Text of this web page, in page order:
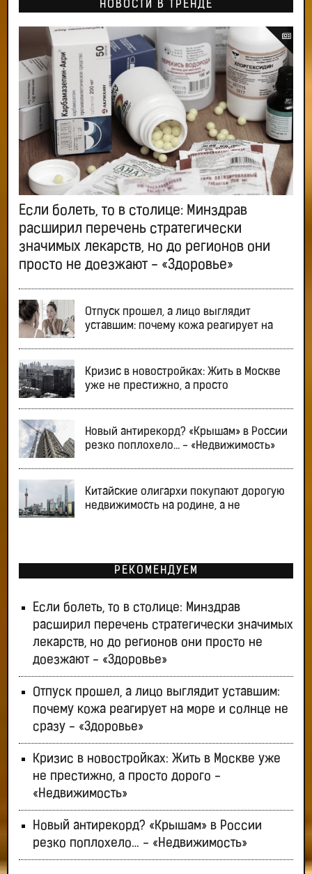
НОВОСТИ В ТРЕНДЕ
Если болеть, то в столице: Минздрав
расширил перечень стратегически
значимых лекарств, но до регионов они
просто не доезжают - «Здоровье»
Отпуск прошел, а лицо выглядит
уставшим: почему кожа реагирует на
Кризис в новостройках: Жить в Москве
уже не престижно, а просто
Новый антирекорд? «Крышам» в России
резко поплохело… - «Недвижимость»
Китайские олигархи покупают дорогую
недвижимость на родине, а не
РЕКОМЕНДУЕМ
Если болеть, то в столице: Минздрав
расширил перечень стратегически значимых
лекарств, но до регионов они просто не
доезжают - «Здоровье»
Отпуск прошел, а лицо выглядит уставшим:
почему кожа реагирует на море и солнце не
сразу - «Здоровье»
Кризис в новостройках: Жить в Москве уже
не престижно, а просто дорого -
«Недвижимость»
Новый антирекорд? «Крышам» в России
резко поплохело… - «Недвижимость»